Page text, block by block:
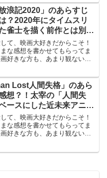
の奇跡の物語。群馬のひなびた
放浪記2020」のあらすじ
？2020年にタイムスリ
雀士を描く前作とは別物
て、映画大好きだからこそ！
な感想を書かせてもらってま
好きな方も、あまり観ない方
）2020年にタイムスリップし
Lost人間失格」のあら
想？！太宰の「人間失
ースにした近未来アニ
て、映画大好きだからこそ！
な感想を書かせてもらってま
好きな方も、あまり観ない方